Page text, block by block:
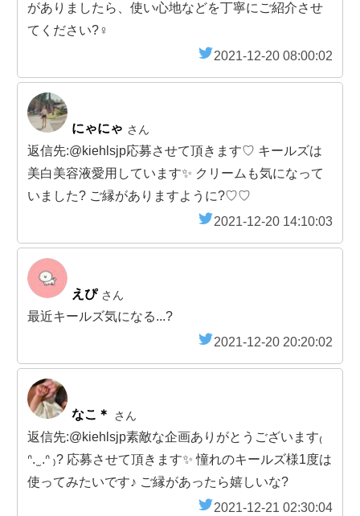
がありましたら、使い心地などを丁寧にご紹介させ
てください?‍♀️
2021-12-20 08:00:02
にゃにゃ さん
返信先:@kiehlsjp応募させて頂きます♡ キールズは
美白美容液愛用しています✨ クリームも気になって
いました? ご縁がありますように?♡♡
2021-12-20 14:10:03
えぴ さん
最近キールズ気になる...?
2021-12-20 20:20:02
なこ＊ さん
返信先:@kiehlsjp素敵な企画ありがとうございます₍
ᐢ. ̫ .ᐢ ₎? 応募させて頂きます✨ 憧れのキールズ様1度は
使ってみたいです♪ ご縁があったら嬉しいな?
2021-12-21 02:30:04